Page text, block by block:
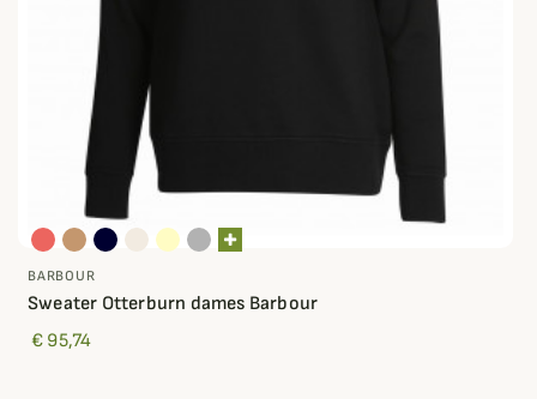
BARBOUR
Sweater Otterburn dames Barbour
€ 95,74